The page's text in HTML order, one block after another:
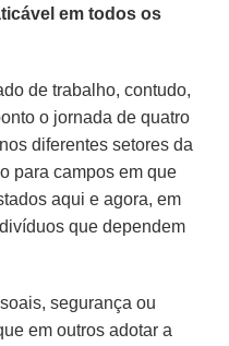
em todos os
de trabalho, contudo,
o jornada de quatro
diferentes setores da
para campos em que
aqui e agora, em
que dependem
segurança ou
em outros adotar a